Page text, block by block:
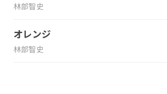
林部智史
オレンジ
林部智史